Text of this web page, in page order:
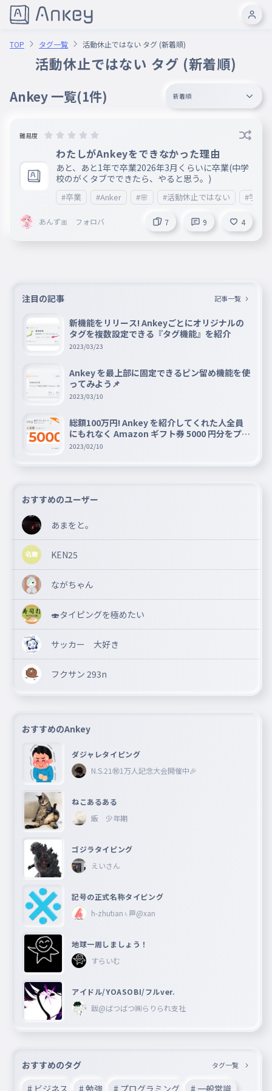
TOP タグ一覧 活動休止ではない タグ (新着順)
活動休止ではない タグ (新着順)
Ankey 一覧(1件) 新着順
難易度
わたしがAnkeyをできなかった理由
あと、あと1年で卒業2026年3月くらいに卒業(中学
校のがくタブでできたら、やると思う。)
#卒業 #Anker #🌸 #活動休止ではない #学タ
あんず🎀 フォロバ 7 9 4
注目の記事 記事一覧
新機能をリリース! Ankeyごとにオリジナルの
タグを複数設定できる『タグ機能』を紹介
2023/03/23
Ankey を最上部に固定できるピン留め機能を使
ってみよう📌
2023/03/10
総額100万円! Ankey を紹介してくれた人全員
にもれなく Amazon ギフト券 5000 円分をプレ
ゼントキャンペーン!!
2023/02/10
おすすめのユーザー
あまをと。
KEN25
ながちゃん
🍣タイピングを極めたい
サッカー 大好き
フクサン 293n
おすすめのAnkey
ダジャレタイピング
N.S.21㊗︎1万人記念大会開催中🎉
ねこあるある
飯 少年期
ゴジラタイピング
えいさん
記号の正式名称タイピング
h-zhutian♄🏁@xan
地球一周しましょう！
すらいむ
アイドル/YOASOBI/フルver.
跋@ばつばつ㈱らりられ支社
おすすめのタグ タグ一覧
# ビジネス # 勉強 # プログラミング # 一般常識